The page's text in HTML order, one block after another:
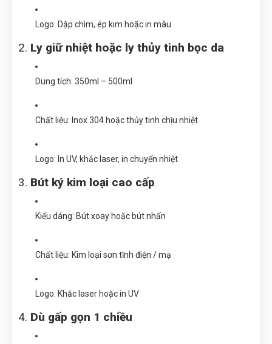
Logo: Dập chìm, ép kim hoặc in màu
2. Ly giữ nhiệt hoặc ly thủy tinh bọc da
Dung tích: 350ml – 500ml
Chất liệu: Inox 304 hoặc thủy tinh chịu nhiệt
Logo: In UV, khắc laser, in chuyển nhiệt
3. Bút ký kim loại cao cấp
Kiểu dáng: Bút xoay hoặc bút nhấn
Chất liệu: Kim loại sơn tĩnh điện / mạ
Logo: Khắc laser hoặc in UV
4. Dù gấp gọn 1 chiều